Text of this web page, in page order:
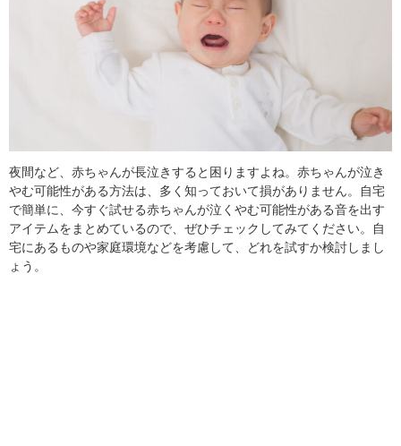
夜間など、赤ちゃんが長泣きすると困りますよね。赤ちゃんが泣き
やむ可能性がある方法は、多く知っておいて損がありません。自宅
で簡単に、今すぐ試せる赤ちゃんが泣くやむ可能性がある音を出す
アイテムをまとめているので、ぜひチェックしてみてください。自
宅にあるものや家庭環境などを考慮して、どれを試すか検討しまし
ょう。